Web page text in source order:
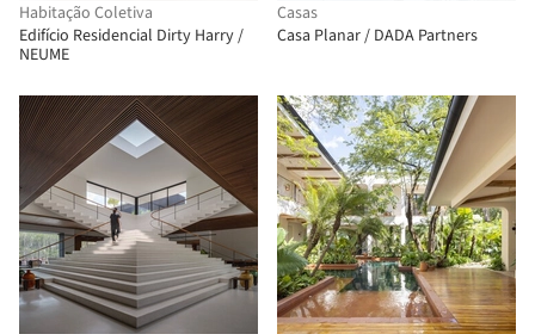
Habitação Coletiva
Edifício Residencial Dirty Harry /
NEUME
Casas
Casa Planar / DADA Partners